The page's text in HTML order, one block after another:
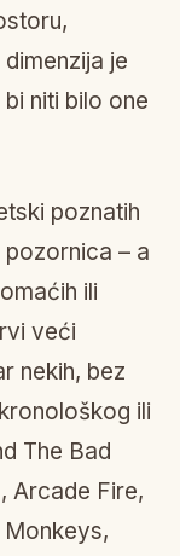
je
niti bilo one
poznatih
– a
ili
veći
nekih, bez
ili
The Bad
Arcade Fire,